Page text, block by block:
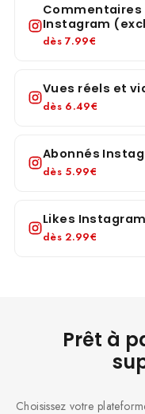
Commentaires
Instagram
dès7.99€
Vues réels et
dès 6.49€
Abonnés
dès 5.99€
Likes
dès2.99€
Prêt à
Choisissez votre